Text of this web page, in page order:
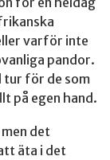
varför inte
pandor.
tur för de som
på egen hand.
det
äta i det